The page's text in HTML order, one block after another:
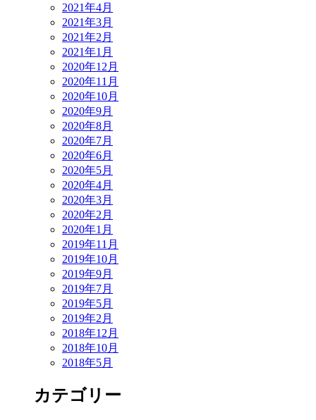
2021年4月
2021年3月
2021年2月
2021年1月
2020年12月
2020年11月
2020年10月
2020年9月
2020年8月
2020年7月
2020年6月
2020年5月
2020年4月
2020年3月
2020年2月
2020年1月
2019年11月
2019年10月
2019年9月
2019年7月
2019年5月
2019年2月
2018年12月
2018年10月
2018年5月
カテゴリー